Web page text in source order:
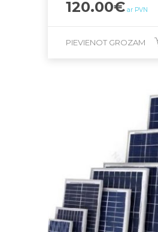
120.00€ ar PVN
PIEVIENOT GROZAM